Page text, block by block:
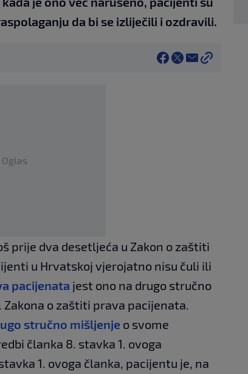
da bi se izliječili i ozdravili.
Oglas
prije dva desetljeća u Zakon o zaštiti
u Hrvatskoj vjerojatno nisu čuli ili
pacijenata jest ono na drugo stručno
o zaštiti prava pacijenata.
stručno mišljenje o svome
članka 8. stavka 1. ovoga
1. ovoga članka, pacijentu je, na